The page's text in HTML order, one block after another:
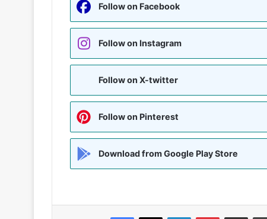
Follow on Facebook
Follow on Instagram
Follow on X-twitter
Follow on Pinterest
Download from Google Play Store
Facebook
X LinkedInPinterestShare via Email